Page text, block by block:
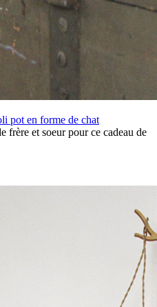
pot en forme de chat
frère et soeur pour ce cadeau de